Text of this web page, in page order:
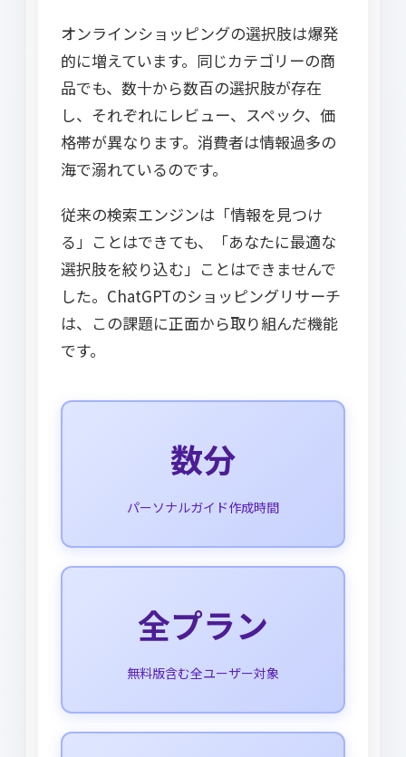
オンラインショッピングの選択肢は爆発
的に増えています。同じカテゴリーの商
品でも、数十から数百の選択肢が存在
し、それぞれにレビュー、スペック、価
格帯が異なります。消費者は情報過多の
海で溺れているのです。
従来の検索エンジンは「情報を見つけ
る」ことはできても、「あなたに最適な
選択肢を絞り込む」ことはできませんで
した。ChatGPTのショッピングリサーチ
は、この課題に正面から取り組んだ機能
です。
数分
パーソナルガイド作成時間
全プラン
無料版含む全ユーザー対象